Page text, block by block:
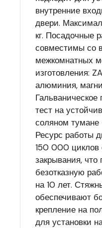
внутренние
двери.
кг. Посадочные
совместимы со
межкомнатных
изготовления:
алюминия,
тест на
соляном
Ресурс работы
150 000 циклов
закрывания, что
безотказную
на 10 лет.
обеспечивают
крепление на
для установки